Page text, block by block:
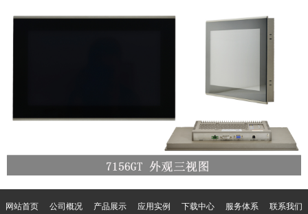
网站首页 公司概况 产品展示 应用实例 下载中心 服务体系 联系我们